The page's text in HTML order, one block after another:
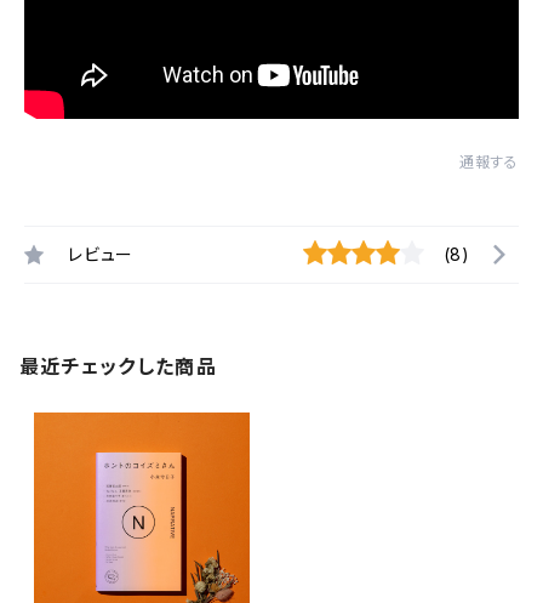
通報する
レビュー (8)
最近チェックした商品